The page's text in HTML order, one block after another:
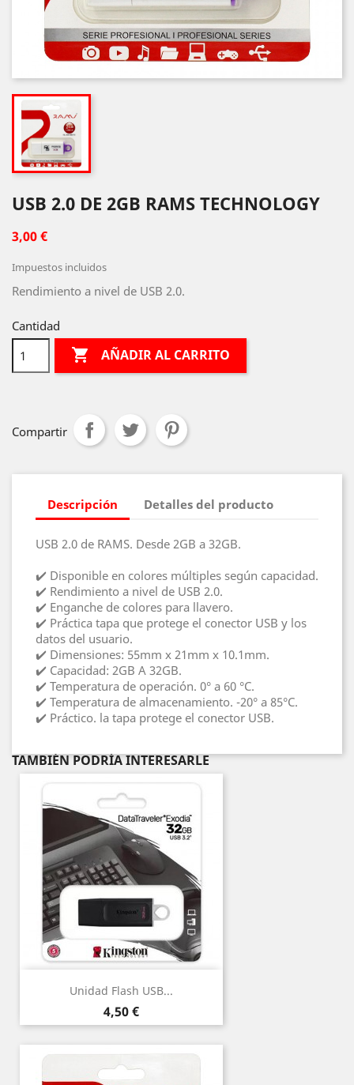
USB 2.0 DE 2GB RAMS TECHNOLOGY
3,00 €
Impuestos incluidos
Rendimiento a nivel de USB 2.0.
Cantidad
 AÑADIR AL CARRITO
Compartir
Descripción Detalles del producto
USB 2.0 de RAMS. Desde 2GB a 32GB.
✔️ Disponible en colores múltiples según capacidad.
✔️ Rendimiento a nivel de USB 2.0.
✔️ Enganche de colores para llavero.
✔️ Práctica tapa que protege el conector USB y los
datos del usuario.
✔️ Dimensiones: 55mm x 21mm x 10.1mm.
✔️ Capacidad: 2GB A 32GB.
✔️ Temperatura de operación. 0° a 60 °C.
✔️ Temperatura de almacenamiento. -20° a 85°C.
✔️ Práctico. la tapa protege el conector USB.
TAMBIÉN PODRÍA INTERESARLE
Unidad Flash USB...
Precio
4,50 €